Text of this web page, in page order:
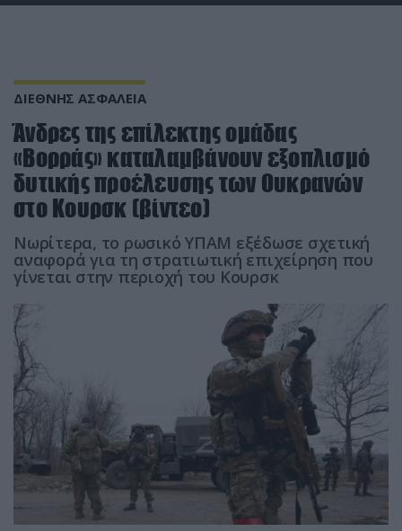
ΔΙΕΘΝΗΣ ΑΣΦΑΛΕΙΑ
Άνδρες της επίλεκτης ομάδας
«Βορράς» καταλαμβάνουν εξοπλισμό
δυτικής προέλευσης των Ουκρανών
στο Κουρσκ (βίντεο)
Νωρίτερα, το ρωσικό ΥΠΑΜ εξέδωσε σχετική
αναφορά για τη στρατιωτική επιχείρηση που
γίνεται στην περιοχή του Κουρσκ